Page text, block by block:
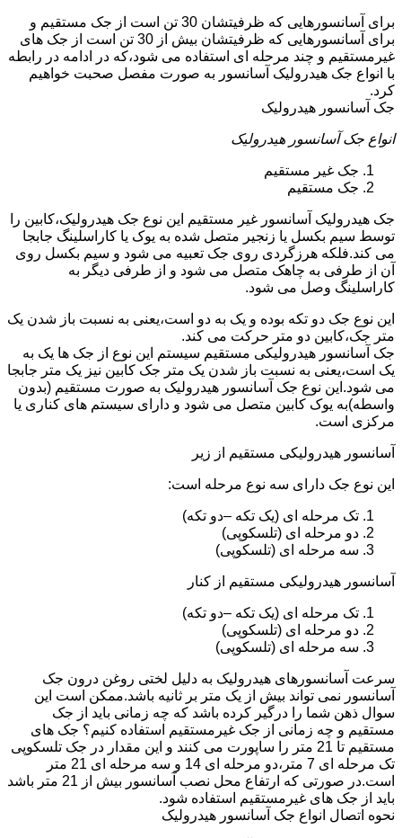
برای آسانسورهایی که ظرفیتشان 30 تن است از جک مستقیم و
برای آسانسورهایی که ظرفیتشان بیش از 30 تن است از جک های
غیرمستقیم و چند مرحله ای استفاده می شود،که در ادامه در رابطه
با انواع جک هیدرولیک آسانسور به صورت مفصل صحبت خواهیم
کرد.
جک آسانسور هیدرولیک
انواع جک آسانسور هیدرولیک
جک غیر مستقیم
جک مستقیم
جک هیدرولیک آسانسور غیر مستقیم این نوع جک هیدرولیک،کابین را
توسط سیم بکسل یا زنجیر متصل شده به یوک یا کاراسلینگ جابجا
می کند.فلکه هرزگردی روی جک تعبیه می شود و سیم بکسل روی
آن از طرفی به چاهک متصل می شود و از طرفی دیگر به
کاراسلینگ وصل می شود.
این نوع جک دو تکه بوده و یک به دو است،یعنی به نسبت باز شدن یک
متر جک،کابین دو متر حرکت می کند.
جک آسانسور هیدرولیکی مستقیم سیستم این نوع از جک ها یک به
یک است،یعنی به نسبت باز شدن یک متر جک کابین نیز یک متر جابجا
می شود.این نوع جک آسانسور هیدرولیک به صورت مستقیم (بدون
واسطه)به یوک کابین متصل می شود و دارای سیستم های کناری یا
مرکزی است.
آسانسور هیدرولیکی مستقیم از زیر
این نوع جک دارای سه نوع مرحله است:
تک مرحله ای (یک تکه –دو تکه)
دو مرحله ای (تلسکوپی)
سه مرحله ای (تلسکوپی)
آسانسور هیدرولیکی مستقیم از کنار
تک مرحله ای (یک تکه –دو تکه)
دو مرحله ای (تلسکوپی)
سه مرحله ای (تلسکوپی)
سرعت آسانسورهای هیدرولیک به دلیل لختی روغن درون جک
آسانسور نمی تواند بیش از یک متر بر ثانیه باشد.ممکن است این
سوال ذهن شما را درگیر کرده باشد که چه زمانی باید از جک
مستقیم و چه زمانی از جک غیرمستقیم استفاده کنیم؟ جک های
مستقیم تا 21 متر را ساپورت می کنند و این مقدار در جک تلسکوپی
تک مرحله ای 7 متر،دو مرحله ای 14 و سه مرحله ای 21 متر
است.در صورتی که ارتفاع محل نصب آسانسور بیش از 21 متر باشد
باید از جک های غیرمستقیم استفاده شود.
نحوه اتصال انواع جک آسانسور هیدرولیک